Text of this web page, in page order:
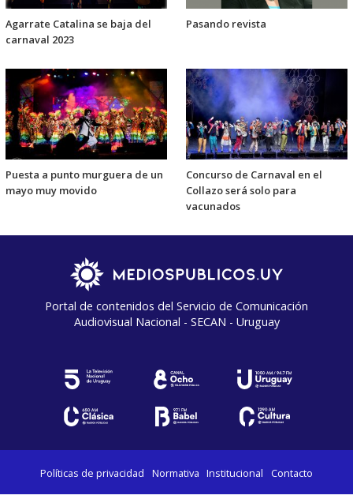
Agarrate Catalina se baja del
carnaval 2023
Pasando revista
Puesta a punto murguera de un
mayo muy movido
Concurso de Carnaval en el
Collazo será solo para
vacunados
Portal de contenidos del Servicio de Comunicación
Audiovisual Nacional - SECAN - Uruguay
Políticas de privacidad Normativa Institucional Contacto